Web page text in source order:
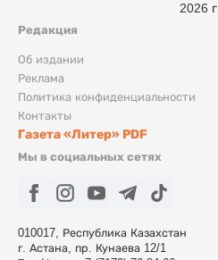
Редакция
Об издании
Реклама
Политика конфиденциальности
Контакты
Газета «Литер» PDF
Мы в социальных сетях
010017, Республика Казахстан
г. Астана, пр. Кунаева 12/1
2026 г.